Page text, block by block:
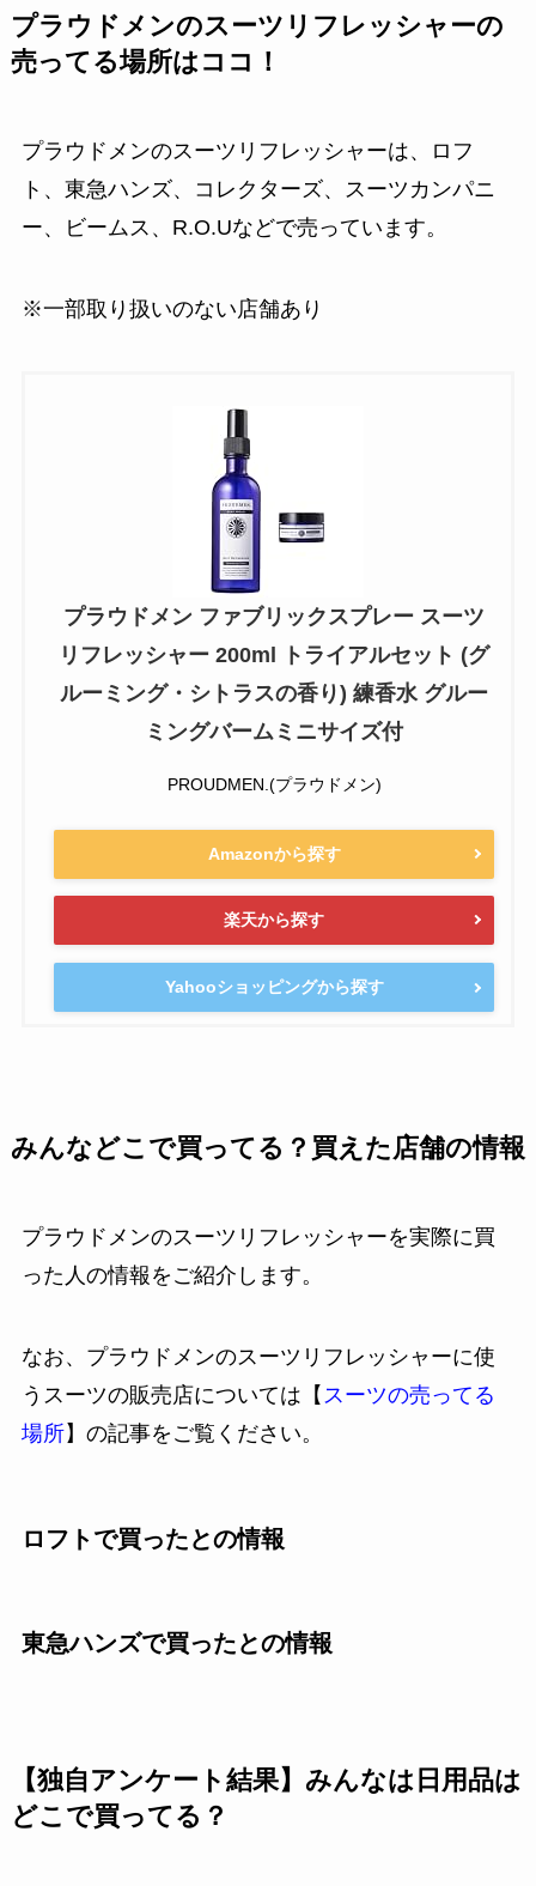
プラウドメンのスーツリフレッシャーの
売ってる場所はココ！
プラウドメンのスーツリフレッシャーは、ロフ
ト、東急ハンズ、コレクターズ、スーツカンパニ
ー、ビームス、R.O.Uなどで売っています。
※一部取り扱いのない店舗あり
プラウドメン ファブリックスプレー スーツ
リフレッシャー 200ml トライアルセット (グ
ルーミング・シトラスの香り) 練香水 グルー
ミングバームミニサイズ付
PROUDMEN.(プラウドメン)
Amazonから探す
楽天から探す
Yahooショッピングから探す
みんなどこで買ってる？買えた店舗の情報
プラウドメンのスーツリフレッシャーを実際に買
った人の情報をご紹介します。
なお、プラウドメンのスーツリフレッシャーに使
うスーツの販売店については【 スーツの売ってる
場所】の記事をご覧ください。
ロフトで買ったとの情報
東急ハンズで買ったとの情報
【独自アンケート結果】みんなは日用品は
どこで買ってる？